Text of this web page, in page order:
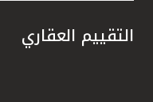
التقييم العقاري